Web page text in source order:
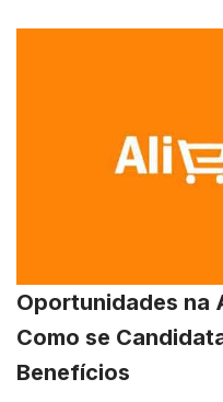
Oportunidades na
Como se
Benefícios